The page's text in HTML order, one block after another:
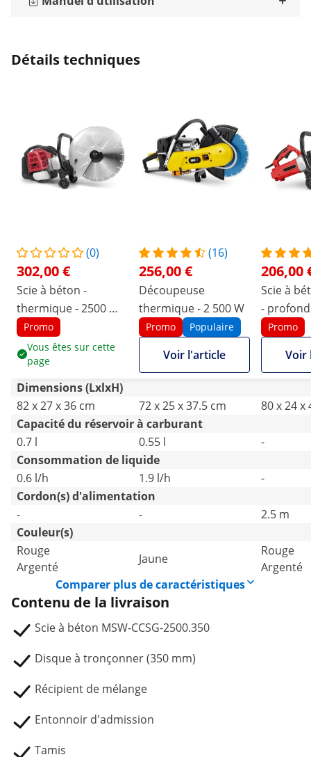
Détails techniques
(0)
302,00 €
Scie à béton -
thermique - 2500 W -
profondeur de
coupe 120 mm
Promo
Vous êtes sur cette
page
(16)
256,00 €
Découpeuse
thermique - 2 500 W
Promo Populaire
Voir l'article
206,00
Scie à
-
coupe
Promo
Voir
Dimensions (LxlxH)
82 x 27 x 36 cm
72 x 25 x 37.5 cm
80 x 24 x
Capacité du réservoir à carburant
0.7 l
0.55 l
-
Consommation de liquide
0.6 l/h
1.9 l/h
-
Cordon(s) d'alimentation
-
-
2.5 m
Couleur(s)
Rouge
Argenté
Jaune
Rouge
Argenté
Comparer plus de caractéristiques
Contenu de la livraison
Scie à béton MSW-CCSG-2500.350
Disque à tronçonner (350 mm)
Récipient de mélange
Entonnoir d'admission
Tamis